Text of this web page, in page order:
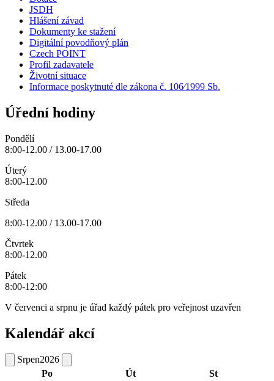
JSDH
Hlášení závad
Dokumenty ke stažení
Digitální povodňový plán
Czech POINT
Profil zadavatele
Životní situace
Informace poskytnuté dle zákona č. 106⁄1999 Sb.
Úřední hodiny
Pondělí
8:00-12.00 / 13.00-17.00
Úterý
8:00-12.00
Středa
8:00-12.00 / 13.00-17.00
Čtvrtek
8:00-12.00
Pátek
8:00-12:00
V červenci a srpnu je úřad každý pátek pro veřejnost uzavřen
Kalendář akcí
Srpen2026
Po
Út
St